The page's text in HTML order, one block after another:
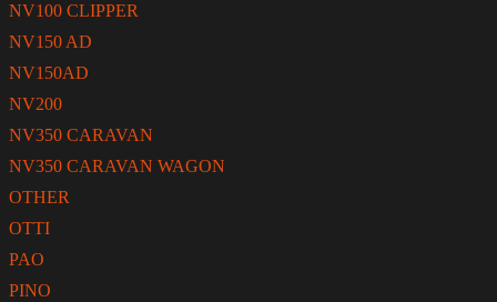
NV100 CLIPPER
NV150 AD
NV150AD
NV200
NV350 CARAVAN
NV350 CARAVAN WAGON
OTHER
OTTI
PAO
PINO